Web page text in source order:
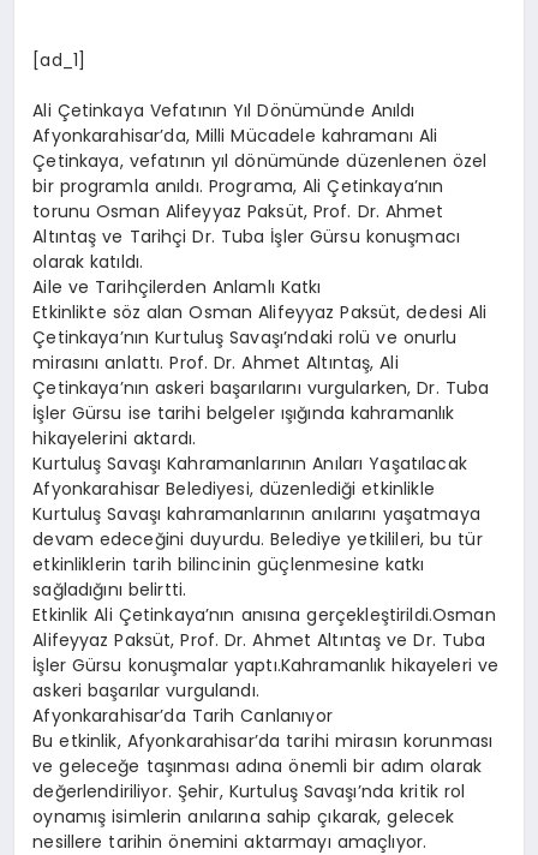
[ad_1]
Ali Çetinkaya Vefatının Yıl Dönümünde Anıldı
Afyonkarahisar’da, Milli Mücadele kahramanı Ali
Çetinkaya, vefatının yıl dönümünde düzenlenen özel
bir programla anıldı. Programa, Ali Çetinkaya’nın
torunu Osman Alifeyyaz Paksüt, Prof. Dr. Ahmet
Altıntaş ve Tarihçi Dr. Tuba İşler Gürsu konuşmacı
olarak katıldı.
Aile ve Tarihçilerden Anlamlı Katkı
Etkinlikte söz alan Osman Alifeyyaz Paksüt, dedesi Ali
Çetinkaya’nın Kurtuluş Savaşı’ndaki rolü ve onurlu
mirasını anlattı. Prof. Dr. Ahmet Altıntaş, Ali
Çetinkaya’nın askeri başarılarını vurgularken, Dr. Tuba
İşler Gürsu ise tarihi belgeler ışığında kahramanlık
hikayelerini aktardı.
Kurtuluş Savaşı Kahramanlarının Anıları Yaşatılacak
Afyonkarahisar Belediyesi, düzenlediği etkinlikle
Kurtuluş Savaşı kahramanlarının anılarını yaşatmaya
devam edeceğini duyurdu. Belediye yetkilileri, bu tür
etkinliklerin tarih bilincinin güçlenmesine katkı
sağladığını belirtti.
Etkinlik Ali Çetinkaya’nın anısına gerçekleştirildi.Osman
Alifeyyaz Paksüt, Prof. Dr. Ahmet Altıntaş ve Dr. Tuba
İşler Gürsu konuşmalar yaptı.Kahramanlık hikayeleri ve
askeri başarılar vurgulandı.
Afyonkarahisar’da Tarih Canlanıyor
Bu etkinlik, Afyonkarahisar’da tarihi mirasın korunması
ve geleceğe taşınması adına önemli bir adım olarak
değerlendiriliyor. Şehir, Kurtuluş Savaşı’nda kritik rol
oynamış isimlerin anılarına sahip çıkarak, gelecek
nesillere tarihin önemini aktarmayı amaçlıyor.